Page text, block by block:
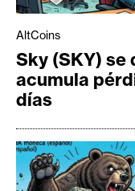
AltCoins
Sky (SKY) se
acumula
días